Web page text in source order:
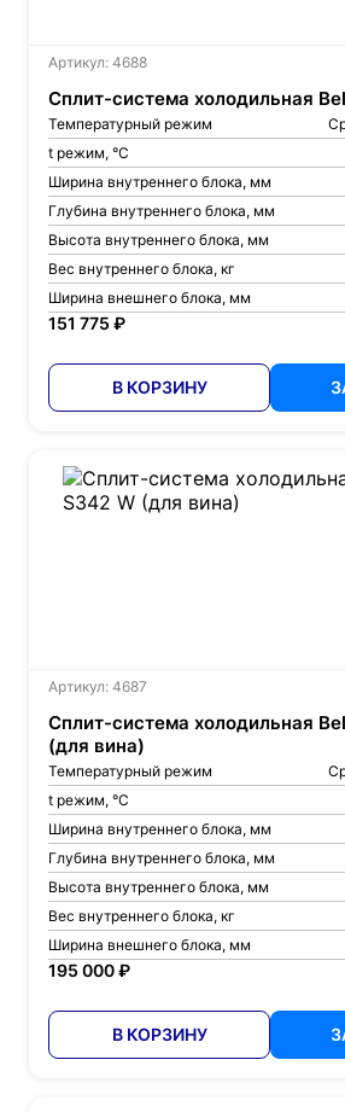
Артикул: 4688
Сплит-система холодильная
Температурный режим
t режим, °С
Ширина внутреннего блока, мм
Глубина внутреннего блока, мм
Высота внутреннего блока, мм
Вес внутреннего блока, кг
Ширина внешнего блока, мм
151 775 ₽
В КОРЗИНУ
Артикул: 4687
Сплит-система холодильная
(для вина)
Температурный режим
t режим, °С
Ширина внутреннего блока, мм
Глубина внутреннего блока, мм
Высота внутреннего блока, мм
Вес внутреннего блока, кг
Ширина внешнего блока, мм
195 000 ₽
В КОРЗИНУ